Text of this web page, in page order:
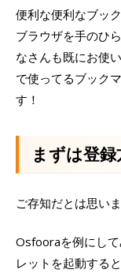
便利な便利なブッ
ブラウザを手のひ
なさんも既にお使
で使ってるブック
す！
まずは登録
ご存知だとは思い
Osfooraを例にし
レットを起動する